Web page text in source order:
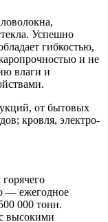
Успешно
гибкостью,
и не
влаги и
от бытовых
кровля, электро-
― ежегодное
000 тонн.
высокими